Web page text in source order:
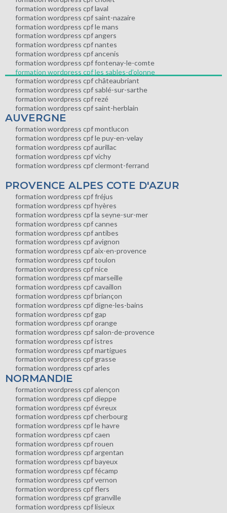
formation wordpress cpf laval
formation wordpress cpf saint-nazaire
formation wordpress cpf le mans
formation wordpress cpf angers
formation wordpress cpf nantes
formation wordpress cpf ancenis
formation wordpress cpf fontenay-le-comte
formation wordpress cpf les sables-d’olonne
formation wordpress cpf châteaubriant
formation wordpress cpf sablé-sur-sarthe
formation wordpress cpf rezé
formation wordpress cpf saint-herblain
AUVERGNE
formation wordpress cpf montlucon
formation wordpress cpf le puy-en-velay
formation wordpress cpf aurillac
formation wordpress cpf vichy
formation wordpress cpf clermont-ferrand
PROVENCE ALPES COTE D'AZUR
formation wordpress cpf fréjus
formation wordpress cpf hyères
formation wordpress cpf la seyne-sur-mer
formation wordpress cpf cannes
formation wordpress cpf antibes
formation wordpress cpf avignon
formation wordpress cpf aix-en-provence
formation wordpress cpf toulon
formation wordpress cpf nice
formation wordpress cpf marseille
formation wordpress cpf cavaillon
formation wordpress cpf briançon
formation wordpress cpf digne-les-bains
formation wordpress cpf gap
formation wordpress cpf orange
formation wordpress cpf salon-de-provence
formation wordpress cpf istres
formation wordpress cpf martigues
formation wordpress cpf grasse
formation wordpress cpf arles
NORMANDIE
formation wordpress cpf alençon
formation wordpress cpf dieppe
formation wordpress cpf évreux
formation wordpress cpf cherbourg
formation wordpress cpf le havre
formation wordpress cpf caen
formation wordpress cpf rouen
formation wordpress cpf argentan
formation wordpress cpf bayeux
formation wordpress cpf fécamp
formation wordpress cpf vernon
formation wordpress cpf flers
formation wordpress cpf granville
formation wordpress cpf lisieux